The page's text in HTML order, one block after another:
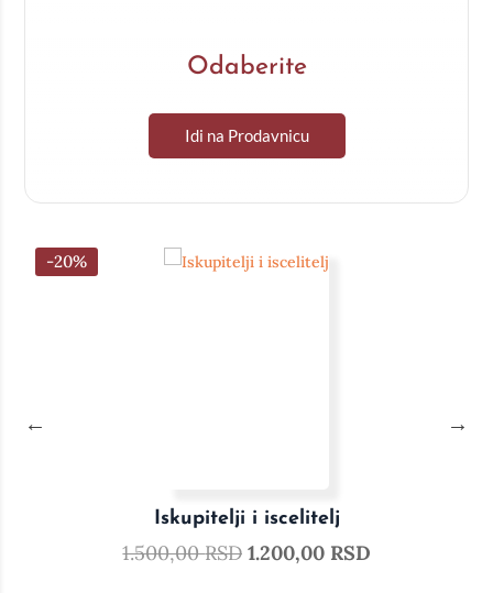
Odaberite
Idi na Prodavnicu
-20%
Iskupitelji i iscelitelj
1.500,00RSD 1.200,00 RSD